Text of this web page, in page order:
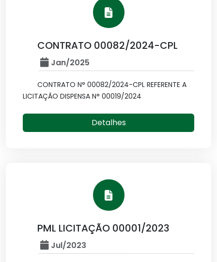
CONTRATO 00082/2024-CPL
Jan/2025
CONTRATO N° 00082/2024-CPL REFERENTE A
LICITAÇÃO DISPENSA N° 00019/2024
Detalhes
PML LICITAÇÃO 00001/2023
Jul/2023